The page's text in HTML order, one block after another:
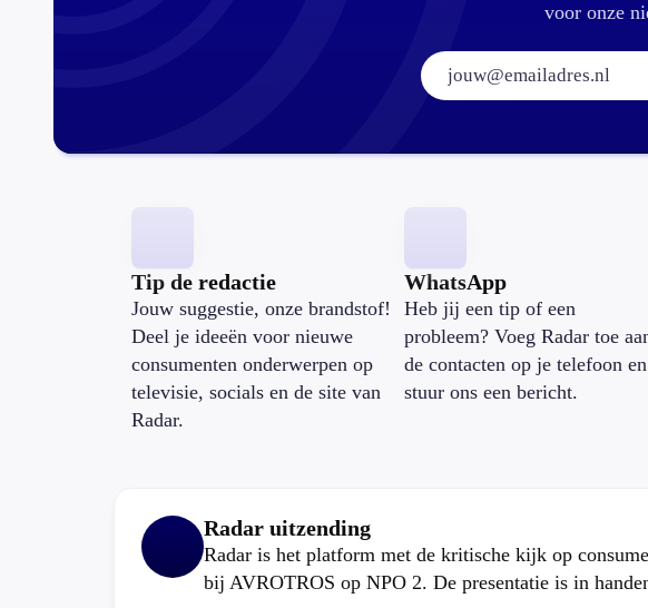
voor onze
Tip de redactie
Jouw suggestie, onze brandstof!
Deel je ideeën voor nieuwe
consumenten onderwerpen op
televisie, socials en de site van
Radar.
WhatsApp
Heb jij een tip of een
probleem? Voeg Radar toe
de contacten op je telefoon en
stuur ons een bericht.
Radar uitzending
Radar is het platform met de kritische kijk op
bij AVROTROS op NPO 2. De presentatie is in